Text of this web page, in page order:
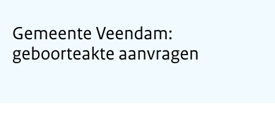
Gemeente Veendam:
geboorteakte aanvragen